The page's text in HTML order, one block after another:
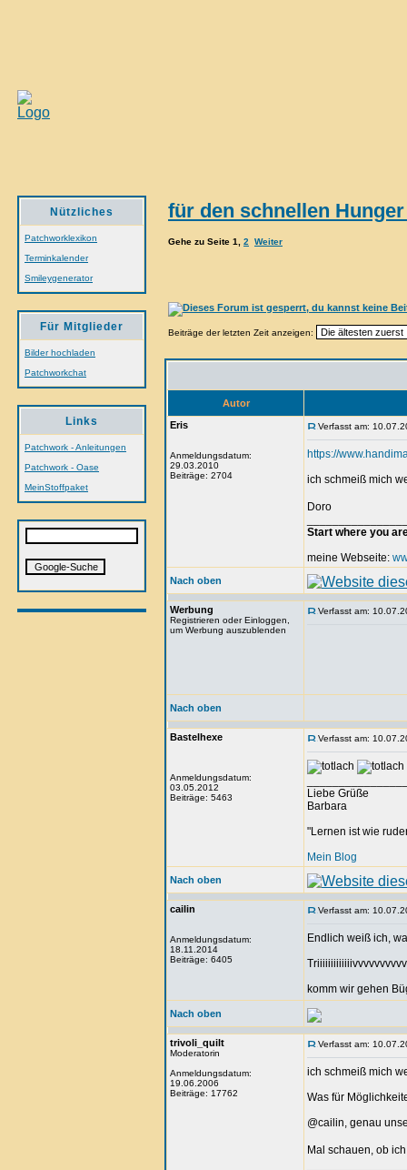
Nützliches
Patchworklexikon
Terminkalender
Smileygenerator
Für Mitglieder
Bilder hochladen
Patchworkchat
Links
Patchwork - Anleitungen
Patchwork - Oase
MeinStoffpaket
für den schnellen
Gehe zu Seite 1 2 Weiter
Beiträge der letzten Zeit anzeigen:
Autor
Eris
Anmeldungsdatum:
29.03.2010
Beiträge: 2704
Verfasst am:
https://
ich schmeiß mich
Doro
Start where you
meine Webseite:
Nach oben
Werbung
Registrieren oder Einloggen,
um Werbung auszublenden
Verfasst am:
Nach oben
Bastelhexe
Anmeldungsdatum:
03.05.2012
Beiträge: 5463
Verfasst am:
Liebe Grüße
Barbara
"Lernen ist wie
Mein Blog
Nach oben
cailin
Anmeldungsdatum:
18.11.2014
Beiträge: 6405
Verfasst am:
Endlich weiß ich,
komm wir gehen
Nach oben
trivoli_quilt
Moderatorin
Anmeldungsdatum:
19.06.2006
Beiträge: 17762
Verfasst am:
ich schmeiß mich
Was für
@cailin, genau
Mal schauen, ob